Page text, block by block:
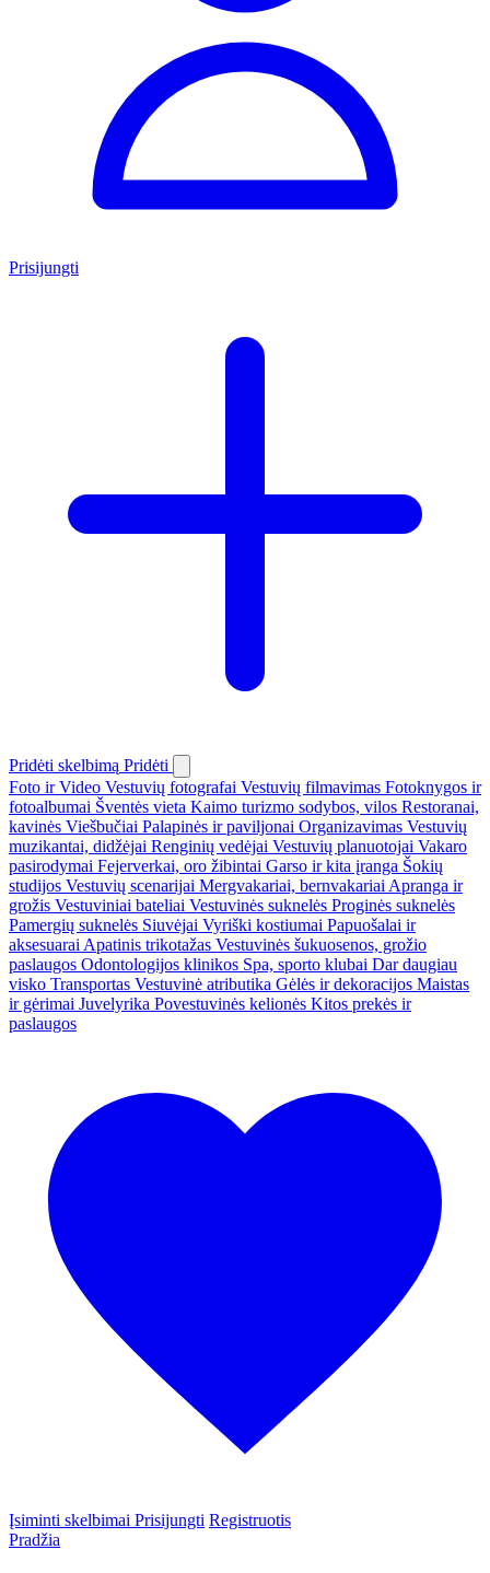
Prisijungti
Pridėti skelbimą Pridėti
Foto ir Video Vestuvių fotografai Vestuvių filmavimas Fotoknygos ir
fotoalbumai Šventės vieta Kaimo turizmo sodybos, vilos Restoranai,
kavinės Viešbučiai Palapinės ir paviljonai Organizavimas Vestuvių
muzikantai, didžėjai Renginių vedėjai Vestuvių planuotojai Vakaro
pasirodymai Fejerverkai, oro žibintai Garso ir kita įranga Šokių
studijos Vestuvių scenarijai Mergvakariai, bernvakariai Apranga ir
grožis Vestuviniai bateliai Vestuvinės suknelės Proginės suknelės
Pamergių suknelės Siuvėjai Vyriški kostiumai Papuošalai ir
aksesuarai Apatinis trikotažas Vestuvinės šukuosenos, grožio
paslaugos Odontologijos klinikos Spa, sporto klubai Dar daugiau
visko Transportas Vestuvinė atributika Gėlės ir dekoracijos Maistas
ir gėrimai Juvelyrika Povestuvinės kelionės Kitos prekės ir
paslaugos
Įsiminti skelbimai Prisijungti Registruotis
Pradžia